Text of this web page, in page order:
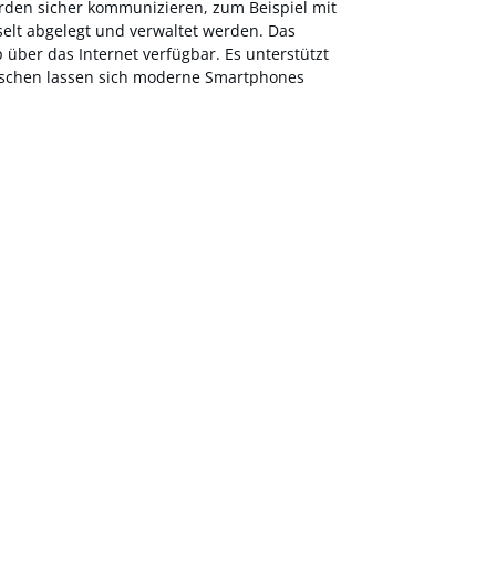
sicher kommunizieren, zum Beispiel mit
abgelegt und verwaltet werden. Das
über das Internet verfügbar. Es unterstützt
lassen sich moderne Smartphones